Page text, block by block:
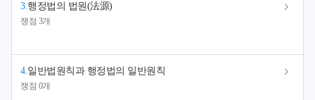
3.행정법의 법원(法源)
쟁점 3개
4.일반법원칙과 행정법의 일반원칙
쟁점 0개